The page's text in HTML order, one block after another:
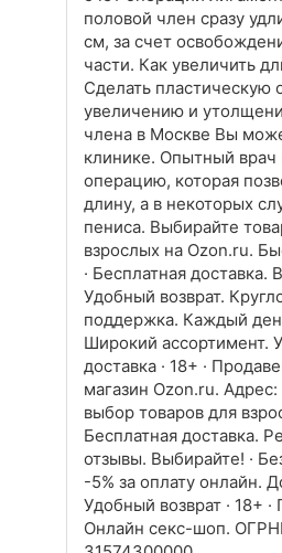
половой член сразу
см, за счет
части. Как увеличить
Сделать пластическую
увеличению и
члена в Москве Вы
клинике. Опытный врач
операцию, которая
длину, а в некоторых
пениса. Выбирайте
взрослых на Ozon.ru.
· Бесплатная
Удобный возврат.
поддержка. Каждый
Широкий ассортимент.
доставка · 18+ ·
магазин Ozon.ru.
выбор товаров для
Бесплатная доставка.
отзывы. Выбирайте! ·
-5% за оплату онлайн.
Удобный возврат · 18+
Онлайн секс-шоп.